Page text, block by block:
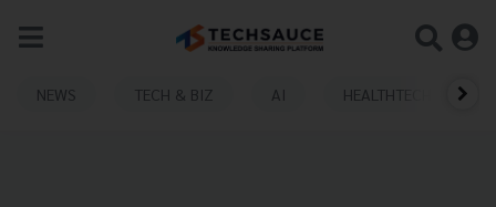
NEWS TECH & BIZ AI HEALTHTECH